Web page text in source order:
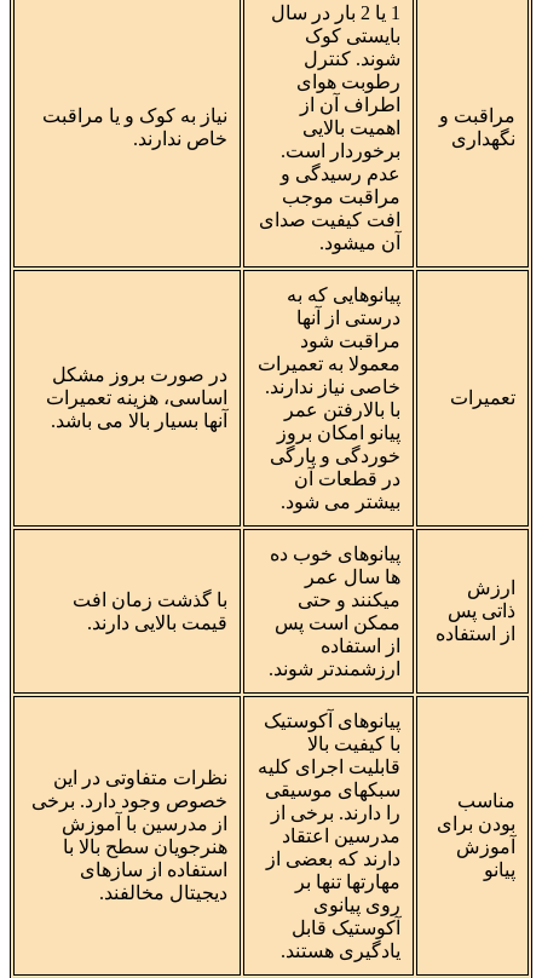
مراقبت و
نگهداری
1 یا 2 بار در سال
بایستی کوک
شوند. کنترل
رطوبت هوای
اطراف آن از
اهمیت بالایی
برخوردار است.
عدم رسیدگی و
مراقبت موجب
افت کیفیت صدای
آن میشود.
نیاز به کوک و یا مراقبت
خاص ندارند.
تعمیرات
پیانوهایی که به
درستی از آنها
مراقبت شود
معمولا به تعمیرات
خاصی نیاز ندارند.
با بالارفتن عمر
پیانو امکان بروز
خوردگی و پارگی
در قطعات آن
بیشتر می شود.
در صورت بروز مشکل
اساسی، هزینه تعمیرات
آنها بسیار بالا می باشد.
ارزش
ذاتی پس
از استفاده
پیانوهای خوب ده
ها سال عمر
میکنند و حتی
ممکن است پس
از استفاده
ارزشمندتر شوند.
با گذشت زمان افت
قیمت بالایی دارند.
مناسب
بودن برای
آموزش
پیانو
پیانوهای آکوستیک
با کیفیت بالا
قابلیت اجرای کلیه
سبکهای موسیقی
را دارند. برخی از
مدرسین اعتقاد
دارند که بعضی از
مهارتها تنها بر
روی پیانوی
آکوستیک قابل
یادگیری هستند.
نظرات متفاوتی در این
خصوص وجود دارد. برخی
از مدرسین با آموزش
هنرجویان سطح بالا با
استفاده از سازهای
دیجیتال مخالفند.